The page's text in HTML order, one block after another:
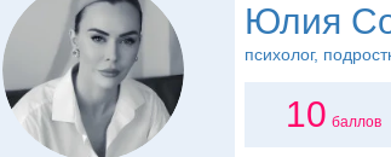
Юлия
психолог,
10 баллов